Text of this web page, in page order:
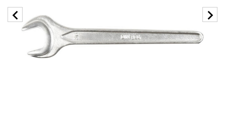
chevron_left chevron_right